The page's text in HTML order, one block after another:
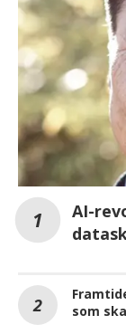
AI-
som